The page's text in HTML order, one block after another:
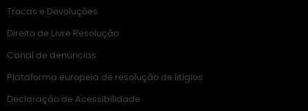
Trocas e Devoluções
Direito de Livre Resolução
Canal de denúncias
Plataforma europeia de resolução de litígios
Declaração de Acessibilidade